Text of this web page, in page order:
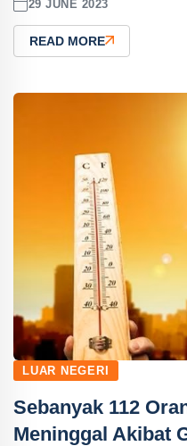
29 JUNE 2023
READ MORE
LUAR NEGERI
Sebanyak 112
Meninggal Akibat